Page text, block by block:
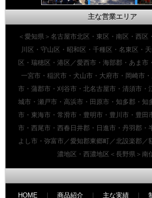
主な営業エリア
＜愛知県＞名古屋市北区・東区・南区・西区
川区・守山区・昭和区・千種区・名東区・
区・瑞穂区・港区／愛西市・海部郡・あま市
一宮市・稲沢市・犬山市・大府市・岡崎市
市・蒲郡市・刈谷市・北名古屋市・清須市・
城市・瀬戸市・高浜市・田原市・知多郡・知
市・東海市・常滑市・豊明市・豊川市・豊田
市・西尾市・西春日井郡・日進市・丹羽郡・
よし市・弥富市／愛知郡東郷町／北設楽郡／
濃地区・西濃地区＜長野県＞南
HOME 商品紹介｜ 主な実績｜